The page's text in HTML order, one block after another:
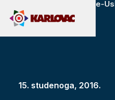
e-
15. studenoga, 2016.